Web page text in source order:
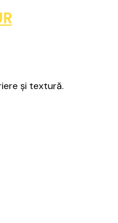
și textură.